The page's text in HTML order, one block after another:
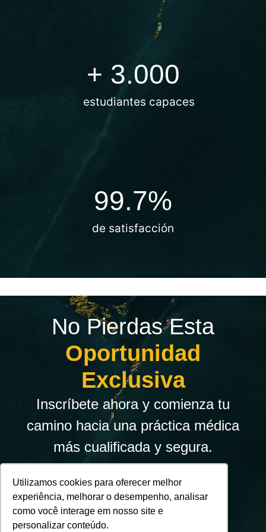
Utilizamos cookies para oferecer melhor
experiência, melhorar o desempenho, analisar
como você interage em nosso site e
personalizar conteúdo.
Conceptos fisicos para el láser transcutáneo-
SMACVE - Nuevas tecnicas no tumescentes para
estudiantes capaces
+ 3.000
de satisfacción
99.7%
No Pierdas Esta
Oportunidad
Exclusiva
Inscríbete ahora y comienza tu
camino hacia una práctica médica
más cualificada y segura.